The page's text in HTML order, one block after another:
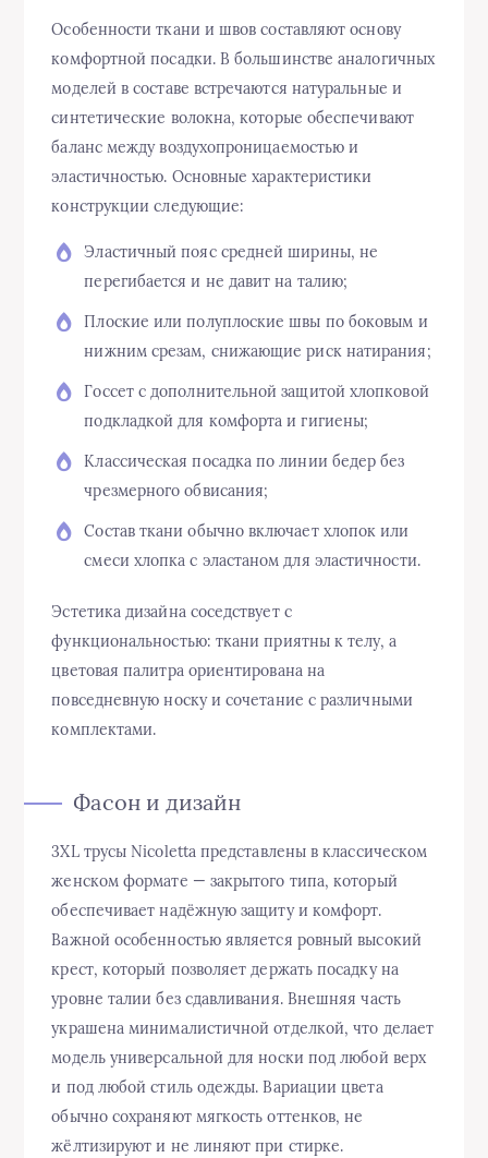
Особенности ткани и швов составляют основу
комфортной посадки. В большинстве аналогичных
моделей в составе встречаются натуральные и
синтетические волокна, которые обеспечивают
баланс между воздухопроницаемостью и
эластичностью. Основные характеристики
конструкции следующие:
Эластичный пояс средней ширины, не
перегибается и не давит на талию;
Плоские или полуплоские швы по боковым и
нижним срезам, снижающие риск натирания;
Госсет с дополнительной защитой хлопковой
подкладкой для комфорта и гигиены;
Классическая посадка по линии бедер без
чрезмерного обвисания;
Состав ткани обычно включает хлопок или
смеси хлопка с эластаном для эластичности.
Эстетика дизайна соседствует с
функциональностью: ткани приятны к телу, а
цветовая палитра ориентирована на
повседневную носку и сочетание с различными
комплектами.
Фасон и дизайн
3XL трусы Nicoletta представлены в классическом
женском формате — закрытого типа, который
обеспечивает надёжную защиту и комфорт.
Важной особенностью является ровный высокий
крест, который позволяет держать посадку на
уровне талии без сдавливания. Внешняя часть
украшена минималистичной отделкой, что делает
модель универсальной для носки под любой верх
и под любой стиль одежды. Вариации цвета
обычно сохраняют мягкость оттенков, не
жёлтизируют и не линяют при стирке.